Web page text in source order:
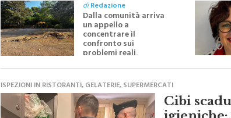
diRedazione
Dalla comunità arriva
un appello a
concentrare il
confronto sui
problemi reali,
chiedendo meno
interventi concreti
ISPEZIONI IN RISTORANTI, GELATERIE, SUPERMERCATI
Cibi